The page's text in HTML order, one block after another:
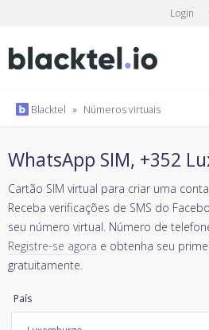
Login
Blacktel » Números virtuais
WhatsApp SIM, +352
Cartão SIM virtual para criar uma
Receba verificações de SMS do
seu número virtual. Número de
Registre-se agora e obtenha seu
gratuitamente.
País